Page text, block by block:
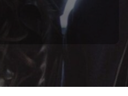
TEMPESTA D’AMORE